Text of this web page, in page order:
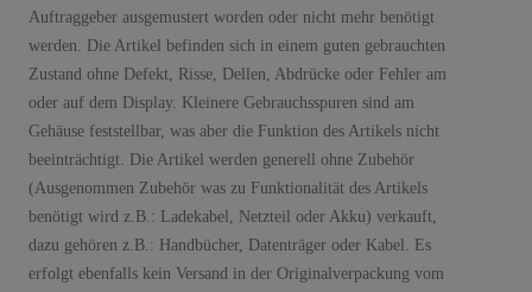
Auftraggeber ausgemustert worden oder nicht mehr benötigt
werden. Die Artikel befinden sich in einem guten gebrauchten
Zustand ohne Defekt, Risse, Dellen, Abdrücke oder Fehler am
oder auf dem Display. Kleinere Gebrauchsspuren sind am
Gehäuse feststellbar, was aber die Funktion des Artikels nicht
beeinträchtigt. Die Artikel werden generell ohne Zubehör
(Ausgenommen Zubehör was zu Funktionalität des Artikels
benötigt wird z.B.: Ladekabel, Netzteil oder Akku) verkauft,
dazu gehören z.B.: Handbücher, Datenträger oder Kabel. Es
erfolgt ebenfalls kein Versand in der Originalverpackung vom